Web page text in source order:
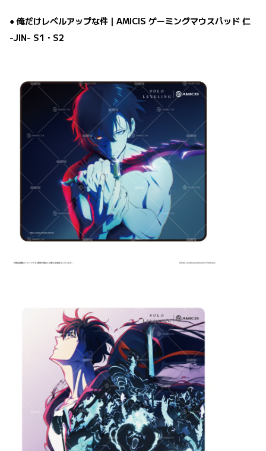
● 俺だけレベルアップな件｜AMICIS ゲーミングマウスパッド 仁
-JIN- S1・S2